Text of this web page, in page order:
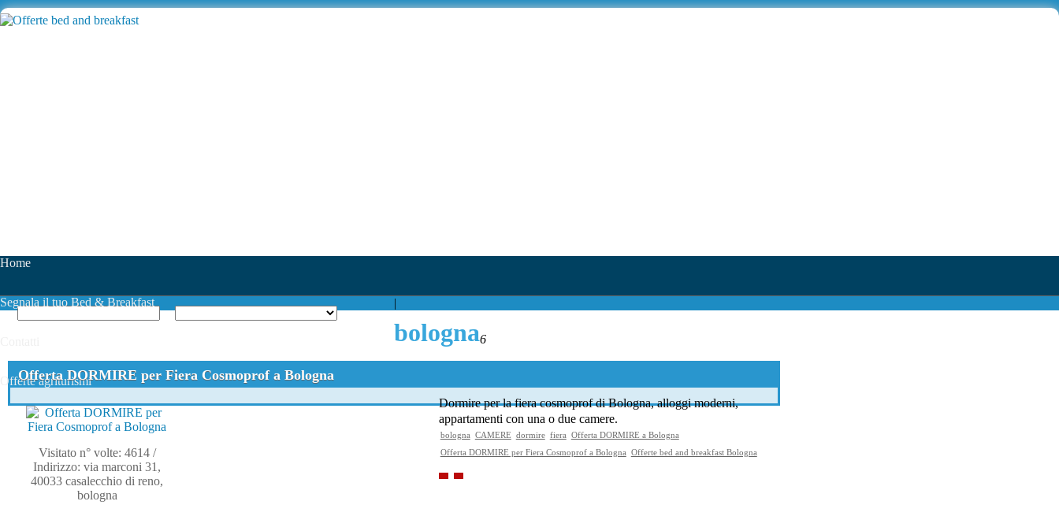
Home
Segnala il tuo Bed & Breakfast
Offerte agriturismi
|
bologna6
Offerta DORMIRE per Fiera Cosmoprof a Bologna
Visitato n° volte: 4614 /
Indirizzo: via marconi 31,
40033 casalecchio di reno,
bologna
Dormire per la fiera cosmoprof di Bologna, alloggi moderni,
appartamenti con una o due camere.
bologna CAMERE dormire fiera Offerta DORMIRE a Bologna
Offerta DORMIRE per Fiera Cosmoprof a Bologna Offerte bed and breakfast Bologna